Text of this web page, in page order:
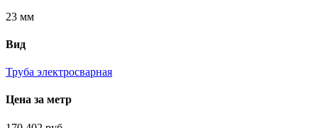
23 мм
Вид
Труба электросварная
Цена за метр